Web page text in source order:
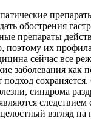
обострения
препараты
поэтому их
сейчас все
заболевания как
синдрома
следствием
взгляд на